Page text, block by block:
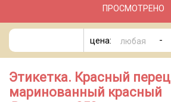
ПРОСМОТРЕНО
цена: -
Этикетка. Красный перец
маринованный красный